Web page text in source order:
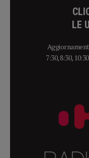
LE
7:30, 8:30,